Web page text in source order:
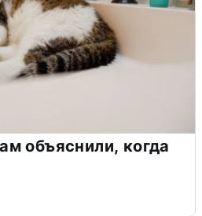
объяснили, когда